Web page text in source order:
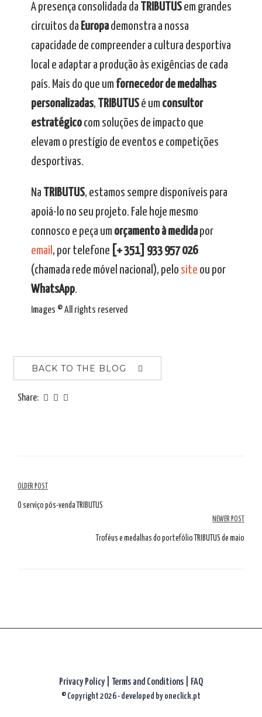
A presença consolidada da TRIBUTUSem grandes
circuitos da Europademonstra a nossa
capacidade de compreender a cultura desportiva
local e adaptar a produção às exigências de cada
país. Mais do que um fornecedor de medalhas
personalizadas, TRIBUTUSé um consultor
estratégicocom soluções de impacto que
elevam o prestígio de eventos e competições
desportivas.
Na TRIBUTUS, estamos sempre disponíveis para
apoiá-lo no seu projeto. Fale hoje mesmo
connosco e peça um orçamento à medidapor
email , por telefone
[+ 351] 933 957 026
(chamada rede móvel nacional), pelo site ou por
WhatsApp.
Images © All rights reserved
BACK TO THE BLOG
Share:
Article
Navigation
OLDER POST
O serviço pós-venda TRIBUTUS
NEWER POST
Troféus e medalhas do portefólio TRIBUTUS de maio
Privacy Policy Terms and Conditions | FAQ
© Copyright 2026 - developed by oneclick.pt